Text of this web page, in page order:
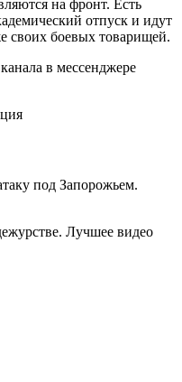
на фронт. Есть
отпуск и идут
своих боевых товарищей.
в мессенджере
под Запорожьем.
Лучшее видео